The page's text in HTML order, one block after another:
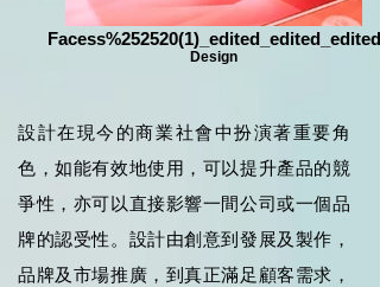
Facess%252520(1)_edited_edited_edited
Design
設計在現今的商業社會中扮演著重要角
色，如能有效地使用，可以提升產品的競
爭性，亦可以直接影響一間公司或一個品
牌的認受性。設計由創意到發展及製作，
品牌及市場推廣，到真正滿足顧客需求，